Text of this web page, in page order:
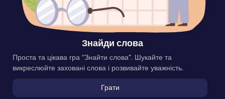
Знайди слова
Проста та цікава гра “Знайти слова”. Шукайте та
викреслюйте заховані слова і розвивайте уважність.
Грати